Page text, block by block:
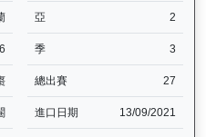
亞 2
6 季 3
總出賽 27
進口日期 13/09/2021